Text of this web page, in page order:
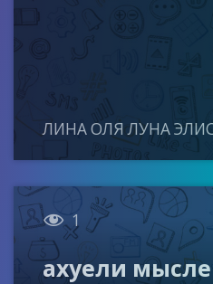
ЛИНА ОЛЯ ЛУНА
 1
ахуели